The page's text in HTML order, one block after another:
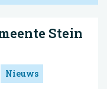
Stein
Nieuws